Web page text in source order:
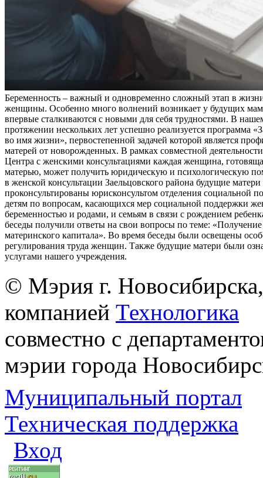
Беременность – важный и одновременно сложный этап в
женщины. Особенно много волнений возникает у будущих
впервые сталкиваются с новыми для себя трудностями. В
протяжении нескольких лет успешно реализуется программа
во имя жизни», первостепенной задачей которой является
матерей от новорожденных. В рамках совместной
Центра с женскими консультациями каждая женщина,
матерью, может получить юридическую и психологическую
в женской консультации Заельцовского района будущие
проконсультированы юрисконсультом отделения социальной
детям по вопросам, касающихся мер социальной поддержки
беременностью и родами, и семьям в связи с рождением
беседы получили ответы на свои вопросы по теме:
материнского капитала». Во время беседы были освещены
регулирования труда женщин. Также будущие матери были
услугами нашего учреждения.
© Мэрия г.
компанией Технологика
совместно с
мэрии города
Муниципальный портал
Техническая поддержка
Вход